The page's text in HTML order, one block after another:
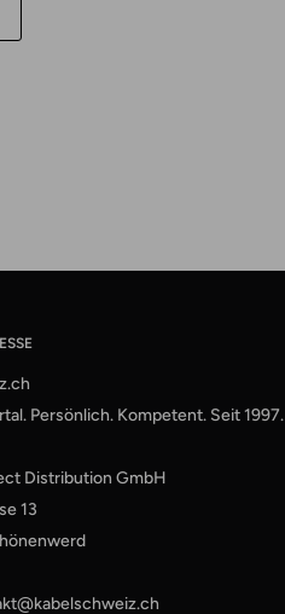
Persönlich. Kompetent. Seit 1997.
Distribution GmbH
13